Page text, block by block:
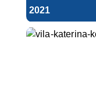
2021